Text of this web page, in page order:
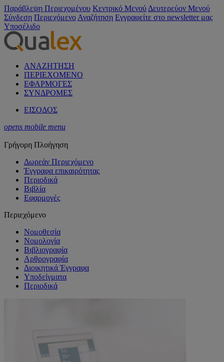
Παράβλεψη Περιεχομένου Κεντρικό Μενού Δευτερεύον Μενού
Σύνδεση Περιεχόμενο Αναζήτηση Εγγραφείτε στο newsletter μας
Υποσέλιδο
ΑΝΑΖΗΤΗΣΗ
ΠΕΡΙΕΧΟΜΕΝΟ
ΕΦΑΡΜΟΓΕΣ
ΣΥΝΔΡΟΜΕΣ
ΕΙΣΟΔΟΣ
opens mobile menu
Γρήγορη Πλοήγηση
Δωρεάν Περιεχόμενο
Έγγραφα επικαιρότητας
Περιοδικά
Βιβλία
Εφαρμογές
Περιεχόμενο
Νομοθεσία
Νομολογία
Βιβλιογραφία
Αρθρογραφία
Διοικητικά Έγγραφα
Υποδείγματα
Περιοδικά